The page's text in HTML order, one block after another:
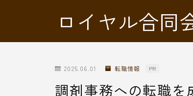
ロイヤル合同
2025.06.01 転職情報 PR
調剤事務への転職を